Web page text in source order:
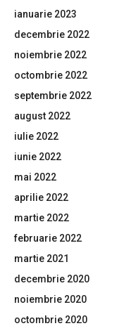
ianuarie 2023
decembrie 2022
noiembrie 2022
octombrie 2022
septembrie 2022
august 2022
iulie 2022
iunie 2022
mai 2022
aprilie 2022
martie 2022
februarie 2022
martie 2021
decembrie 2020
noiembrie 2020
octombrie 2020